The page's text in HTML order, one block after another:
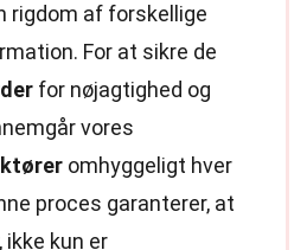
rigdom af forskellige
For at sikre de
for nøjagtighed og
vores
omhyggeligt hver
proces garanterer, at
ikke kun er